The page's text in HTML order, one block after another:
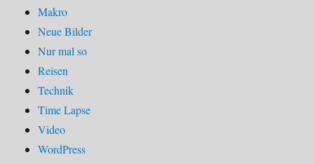
Makro
Neue Bilder
Nur mal so
Reisen
Technik
Time Lapse
Video
WordPress